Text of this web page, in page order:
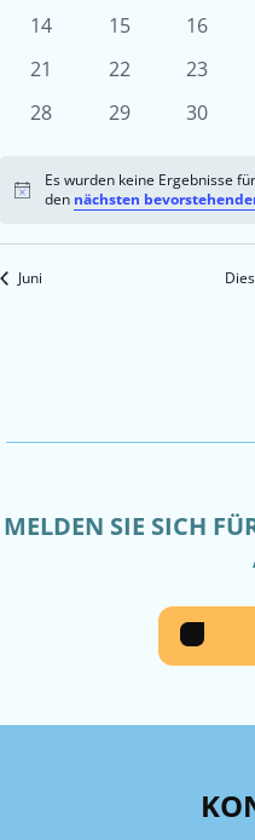
0
14
0
15
0
16
0
21
0
22
0
23
0
28
0
29
0
30
Hinweis
Es wurden keine Ergebnisse
den nächsten
Juni
MELDEN SIE SICH